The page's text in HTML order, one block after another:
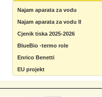
Najam aparata za vodu
Najam aparata za vodu II
Cjenik tiska 2025-2026
BlueBio -termo role
Enrico Benetti
EU projekt